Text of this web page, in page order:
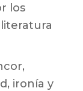
los
ironía y